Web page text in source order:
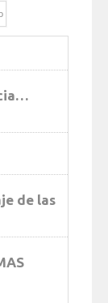
de las